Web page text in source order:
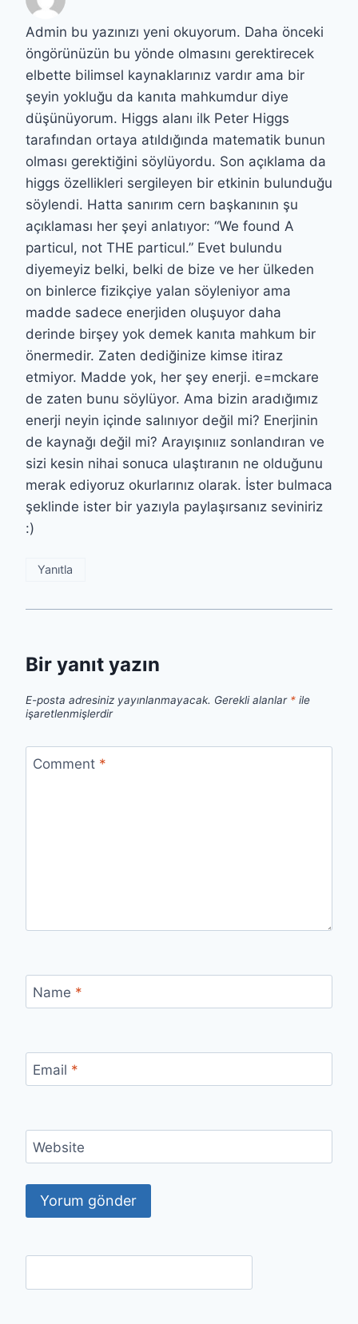
Admin bu yazınızı yeni okuyorum. Daha önceki
öngörünüzün bu yönde olmasını gerektirecek
elbette bilimsel kaynaklarınız vardır ama bir
şeyin yokluğu da kanıta mahkumdur diye
düşünüyorum. Higgs alanı ilk Peter Higgs
tarafından ortaya atıldığında matematik bunun
olması gerektiğini söylüyordu. Son açıklama da
higgs özellikleri sergileyen bir etkinin bulunduğu
söylendi. Hatta sanırım cern başkanının şu
açıklaması her şeyi anlatıyor: “We found A
particul, not THE particul.” Evet bulundu
diyemeyiz belki, belki de bize ve her ülkeden
on binlerce fizikçiye yalan söyleniyor ama
madde sadece enerjiden oluşuyor daha
derinde birşey yok demek kanıta mahkum bir
önermedir. Zaten dediğinize kimse itiraz
etmiyor. Madde yok, her şey enerji. e=mckare
de zaten bunu söylüyor. Ama bizin aradığımız
enerji neyin içinde salınıyor değil mi? Enerjinin
de kaynağı değil mi? Arayışınıız sonlandıran ve
sizi kesin nihai sonuca ulaştıranın ne olduğunu
merak ediyoruz okurlarınız olarak. İster bulmaca
şeklinde ister bir yazıyla paylaşırsanız seviniriz
:)
Yanıtla
Bir yanıt yazın
E-posta adresiniz yayınlanmayacak. Gerekli alanlar * ile
işaretlenmişlerdir
Comment *
Name *
Email *
Website